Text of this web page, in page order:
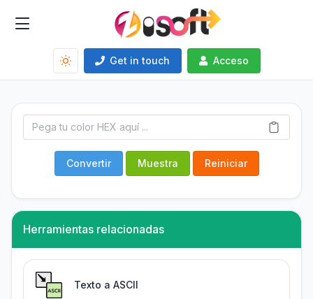
Get in touch Acceso
Convertir Muestra Reiniciar
Herramientas relacionadas
Texto a ASCII